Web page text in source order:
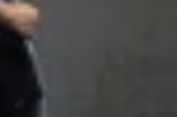
iPhone lưu ở đâu?